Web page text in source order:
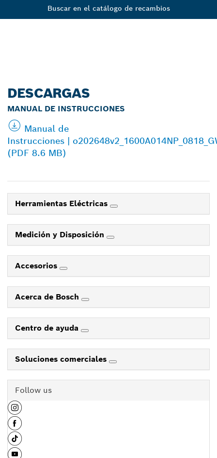
Buscar en el catálogo de recambios
DESCARGAS
MANUAL DE INSTRUCCIONES
Manual de
Instrucciones |
(PDF 8.6 MB)
Herramientas Eléctricas
Medición y Disposición
Accesorios
Acerca de Bosch
Centro de ayuda
Soluciones comerciales
Follow us